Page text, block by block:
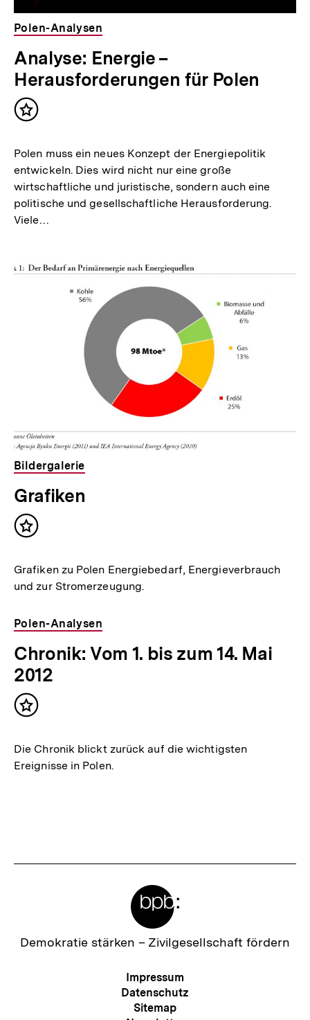
Polen-Analysen
Analyse: Energie –
Herausforderungen für Polen
Inhalt
Polen muss ein neues Konzept der Energiepolitik
entwickeln. Dies wird nicht nur eine große
wirtschaftliche und juristische, sondern auch eine
politische und gesellschaftliche Herausforderung.
Viele…
Bildergalerie
Grafiken
Inhalt
Grafiken zu Polen Energiebedarf, Energieverbrauch
und zur Stromerzeugung.
Polen-Analysen
Chronik: Vom 1. bis zum 14. Mai
2012
Inhalt
Die Chronik blickt zurück auf die wichtigsten
Ereignisse in Polen.
Zur
Demokratie stärken – Zivilgesellschaft fördern
Meta-
Navigation
Impressum
Datenschutz
Sitemap